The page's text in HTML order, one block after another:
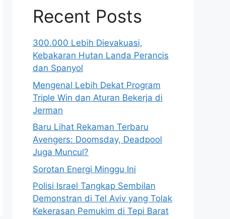
Recent Posts
300.000 Lebih Dievakuasi,
Kebakaran Hutan Landa Perancis
dan Spanyol
Mengenal Lebih Dekat Program
Triple Win dan Aturan Bekerja di
Jerman
Baru Lihat Rekaman Terbaru
Avengers: Doomsday, Deadpool
Juga Muncul?
Sorotan Energi Minggu Ini
Polisi Israel Tangkap Sembilan
Demonstran di Tel Aviv yang Tolak
Kekerasan Pemukim di Tepi Barat